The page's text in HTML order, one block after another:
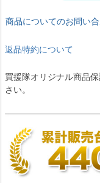
商品についてのお問い
返品特約について
買援隊オリジナル商品
さい。